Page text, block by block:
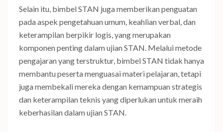
Selain itu, bimbel STAN juga memberikan penguatan
pada aspek pengetahuan umum, keahlian verbal, dan
keterampilan berpikir logis, yang merupakan
komponen penting dalam ujian STAN. Melalui metode
pengajaran yang terstruktur, bimbel STAN tidak hanya
membantu peserta menguasai materi pelajaran, tetapi
juga membekali mereka dengan kemampuan strategis
dan keterampilan teknis yang diperlukan untuk meraih
keberhasilan dalam ujian STAN.